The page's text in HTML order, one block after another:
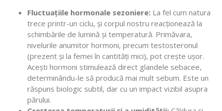
Fluctuațiile hormonale sezoniere: La fel cum natura
trece printr-un ciclu, și corpul nostru reacționează la
schimbările de lumină și temperatură. Primăvara,
nivelurile anumitor hormoni, precum testosteronul
(prezent și la femei în cantități mici), pot crește ușor.
Acești hormoni stimulează direct glandele sebacee,
determinându-le să producă mai mult sebum. Este un
răspuns biologic subtil, dar cu un impact vizibil asupra
părului.